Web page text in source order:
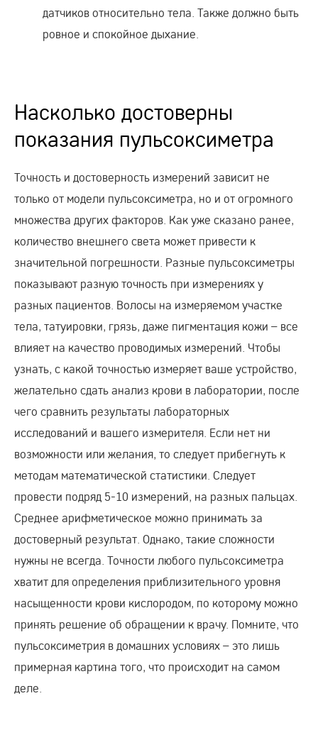
датчиков относительно тела. Также должно быть
ровное и спокойное дыхание.
Насколько достоверны
показания пульсоксиметра
Точность и достоверность измерений зависит не
только от модели пульсоксиметра, но и от огромного
множества других факторов. Как уже сказано ранее,
количество внешнего света может привести к
значительной погрешности. Разные пульсоксиметры
показывают разную точность при измерениях у
разных пациентов. Волосы на измеряемом участке
тела, татуировки, грязь, даже пигментация кожи – все
влияет на качество проводимых измерений. Чтобы
узнать, с какой точностью измеряет ваше устройство,
желательно сдать анализ крови в лаборатории, после
чего сравнить результаты лабораторных
исследований и вашего измерителя. Если нет ни
возможности или желания, то следует прибегнуть к
методам математической статистики. Следует
провести подряд 5-10 измерений, на разных пальцах.
Среднее арифметическое можно принимать за
достоверный результат. Однако, такие сложности
нужны не всегда. Точности любого пульсоксиметра
хватит для определения приблизительного уровня
насыщенности крови кислородом, по которому можно
принять решение об обращении к врачу. Помните, что
пульсоксиметрия в домашних условиях – это лишь
примерная картина того, что происходит на самом
деле.